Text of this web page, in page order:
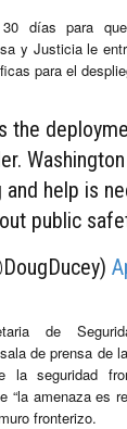
días para
y Justicia le
para el
the
help is
public
de
de prensa de
la seguridad
“la amenaza es
fronterizo.